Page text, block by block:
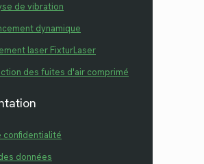
de vibration
dynamique
laser FixturLaser
des fuites d'air comprimé
confidentialité
données